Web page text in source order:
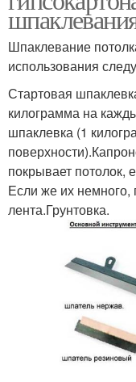
Шпаклевание
использования
Стартовая
килограмма на
шпаклевка (1
покрывает потолок,
Если же их немного,
лента.Грунтовка.